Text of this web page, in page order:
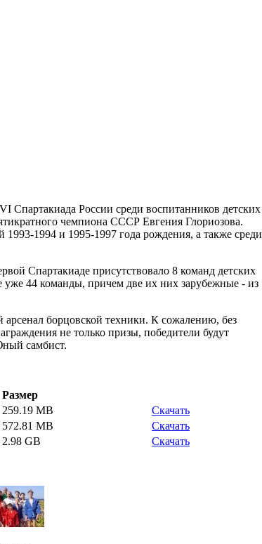
Спартакиада России среди воспитанников детских
чемпиона СССР Евгения Глориозова.
1994 и 1995-1997 года рождения, а также среди
Спартакиаде присутствовало 8 команд детских
уже 44 команды, причем две их них зарубежные - из
борцовской техники. К сожалению, без
не только призы, победители будут
самбист.
Размер
259.19 MB
Скачать
572.81 MB
Скачать
2.98 GB Скачать